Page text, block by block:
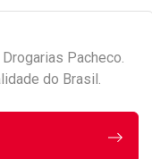
Pacheco.
do Brasil.